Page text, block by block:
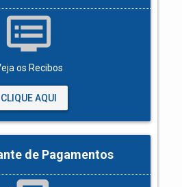
dvr
os Recibos
CLIQUE AQUI
de Pagamentos